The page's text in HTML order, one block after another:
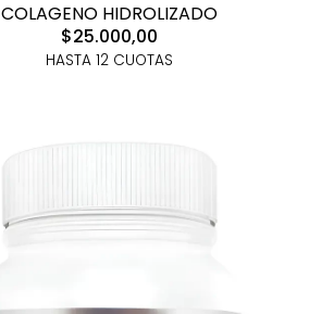
COLAGENO HIDROLIZADO
$25.000,00
HASTA 12 CUOTAS